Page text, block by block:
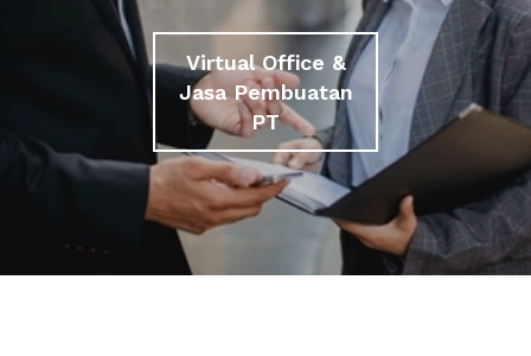
Virtual Office &
Jasa Pembuatan
PT